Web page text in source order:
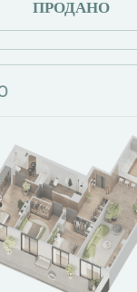
ПРОДАНО